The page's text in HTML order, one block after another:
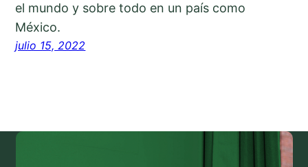
el mundo y sobre todo en un país como
México.
julio 15, 2022